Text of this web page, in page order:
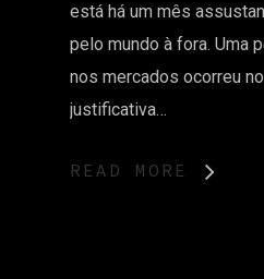
está há um mês
pelo mundo à fora. Uma
nos mercados ocorreu
justificativa…
READ MORE